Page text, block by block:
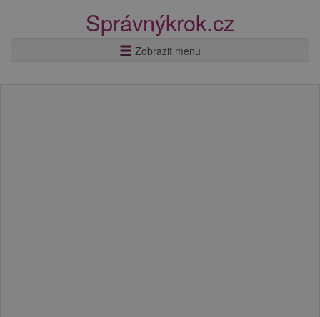
Správnýkrok.cz
Zobrazit menu